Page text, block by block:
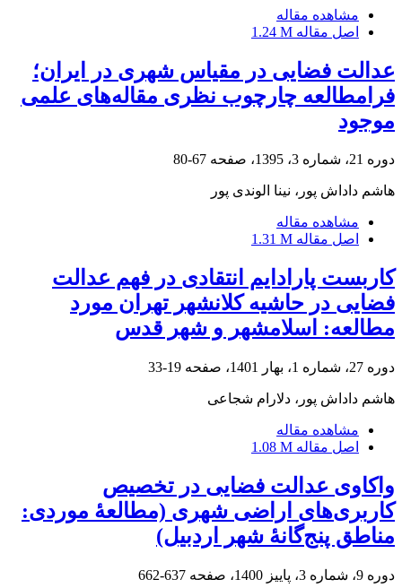
مشاهده مقاله
اصل مقاله 1.24 M
عدالت فضایی در مقیاس شهری در ایران؛
فرامطالعه چارچوب نظری مقاله‌های علمی
موجود
دوره 21، شماره 3، 1395، صفحه 67-80
هاشم داداش پور، نینا الوندی پور
مشاهده مقاله
اصل مقاله 1.31 M
کاربست پارادایم انتقادی در فهم عدالت
فضایی در حاشیه کلانشهر تهران مورد
مطالعه: اسلامشهر و شهر قدس
دوره 27، شماره 1، بهار 1401، صفحه 19-33
هاشم داداش پور، دلارام شجاعی
مشاهده مقاله
اصل مقاله 1.08 M
واکاوی عدالت فضایی در تخصیص
کاربری‌های اراضی شهری (مطالعۀ موردی:
مناطق پنج‌گانۀ شهر اردبیل)
دوره 9، شماره 3، پاییز 1400، صفحه 637-662